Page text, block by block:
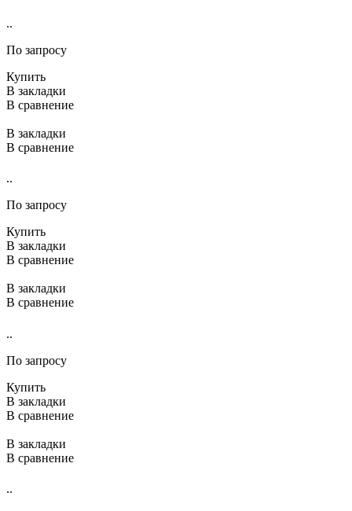
..
По запросу
Купить
В закладки
В сравнение
В закладки
В сравнение
..
По запросу
Купить
В закладки
В сравнение
В закладки
В сравнение
..
По запросу
Купить
В закладки
В сравнение
В закладки
В сравнение
..